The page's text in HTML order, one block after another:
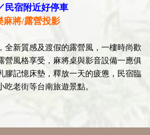
民宿附近好停車
麻將/露營投影
全新質感及渡假的露營風，一樓時尚歡
營風格享受，麻將桌與影音設備一應俱
膠記憶床墊，釋放一天的疲憊，民宿臨
吃老街等台南旅遊景點。